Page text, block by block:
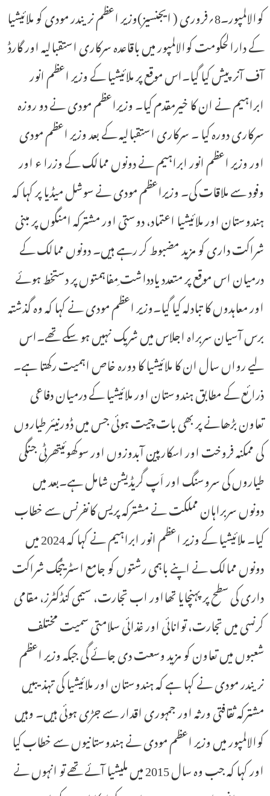
کوالالمپور۔8؍فروری ( ایجنسیز)وزیر اعظم نریندر مودی کو ملائیشیا
کے دارالحکومت کوالالمپور میں باقاعدہ سرکاری استقبالیہ اور گارڈ
آف آنر پیش کیا گیا۔اس موقع پر ملائیشیا کے وزیر اعظم انور
ابراہیم نے ان کا خیرمقدم کیا۔ وزیراعظم مودی نے دو روزہ
سرکاری دورہ کیا ۔ سرکاری استقبالیہ کے بعد وزیر اعظم مودی
اور وزیر اعظم انور ابراہیم نے دونوں ممالک کے وزرا ء اور
وفود سے ملاقات کی۔ وزیراعظم مودی نے سوشل میڈیا پر کہا کہ
ہندوستان اور ملائیشیا اعتماد، دوستی اور مشترکہ امنگوں پر مبنی
شراکت داری کو مزید مضبوط کر رہے ہیں۔ دونوں ممالک کے
درمیان اس موقع پر متعدد یادداشت ِمفاہمتوں پر دستخط ہوئے
اور معاہدوں کا تبادلہ کیا گیا۔وزیر اعظم مودی نے کہا کہ وہ گذشتہ
برس آسیان سربراہ اجلاس میں شریک نہیں ہو سکے تھے۔اس
لیے رواں سال ان کا ملائیشیا کا دورہ خاص اہمیت رکھتا ہے۔
ذرائع کے مطابق ہندوستان اور ملائیشیا کے درمیان دفاعی
تعاون بڑھانے پر بھی بات چیت ہوئی جس میں ڈورنیئر طیاروں
کی ممکنہ فروخت اور اسکارپین آبدوزوں اور سوکھوئیتھرٹی جنگی
طیاروں کی سروسنگ اور اَپ گریڈیشن شامل ہے۔بعد میں
دونوں سربراہان مملکت نے مشترکہ پریس کانفرنس سے خطاب
کیا۔ ملائیشیا کے وزیر اعظم انور ابراہیم نے کہا کہ 2024 میں
دونوں ممالک نے اپنے باہمی رشتوں کو جامع اسٹریٹجک شراکت
داری کی سطح پر پہنچایا تھااور اب تجارت، سیمی کنڈکٹرز، مقامی
کرنسی میں تجارت، توانائی اور غذائی سلامتی سمیت مختلف
شعبوں میں تعاون کو مزید وسعت دی جائے گی جبکہ وزیر اعظم
نریندر مودی نے کہا ہے کہ ہندوستان اور ملائیشیا کی تہذیبیں
مشترکہ ثقافتی ورثہ اور جمہوری اقدار سے جڑی ہوئی ہیں۔ وہیں
کوالالمپور میں وزیر اعظم مودی نے ہندوستانیوں سے خطاب کیا
اور کہا کہ جب وہ سال 2015 میں ملیشیا آئے تھے تو انہوں نے